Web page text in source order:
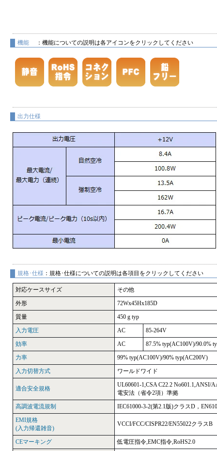
機能 ：機能についての説明は各アイコンをクリックしてください
出力仕様
規格･仕様 ：規格･仕様についての説明は各項目をクリックしてください
対応ケースサイズ
その他
外形
72Wx45Hx185D
質量
450 g typ
入力電圧
AC
85-264V
効率
AC
87.5% typ(AC100V)/90.0%
力率
99% typ(AC100V)/90% typ(AC200V)
入力切替方式
ワールドワイド
適合安全規格
UL60601-1,CSA C22.2 No601.1,ANSI/
電安法（省令2項）準拠
高調波電流規制
IEC61000-3-2(第2.1版)クラスD，
EMI規格
(入力帰還雑音)
VCCI/FCC/CISPR22/EN55022クラス
CEマーキング 低電圧指令,EMC指令,RoHS2.0